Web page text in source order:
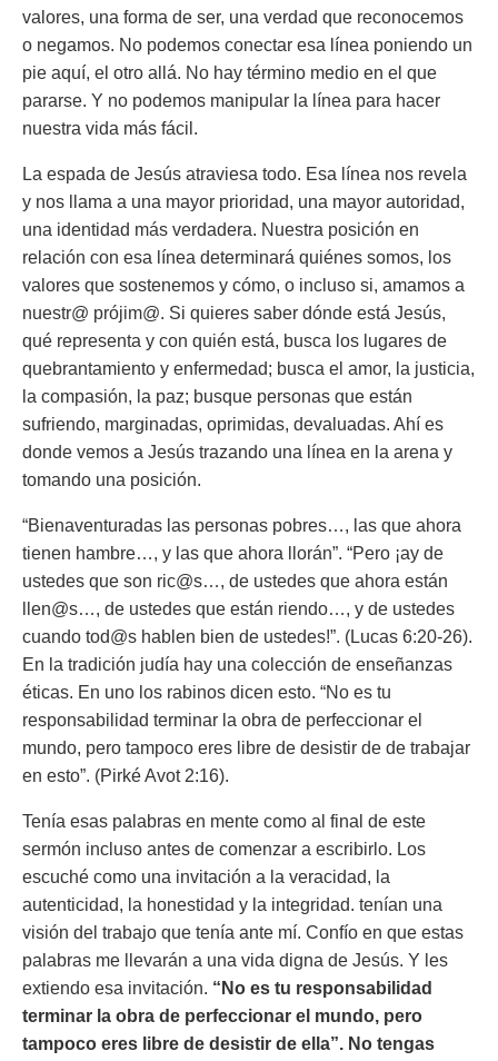
valores, una forma de ser, una verdad que reconocemos
o negamos. No podemos conectar esa línea poniendo un
pie aquí, el otro allá. No hay término medio en el que
pararse. Y no podemos manipular la línea para hacer
nuestra vida más fácil.
La espada de Jesús atraviesa todo. Esa línea nos revela
y nos llama a una mayor prioridad, una mayor autoridad,
una identidad más verdadera. Nuestra posición en
relación con esa línea determinará quiénes somos, los
valores que sostenemos y cómo, o incluso si, amamos a
nuestr@ prójim@. Si quieres saber dónde está Jesús,
qué representa y con quién está, busca los lugares de
quebrantamiento y enfermedad; busca el amor, la justicia,
la compasión, la paz; busque personas que están
sufriendo, marginadas, oprimidas, devaluadas. Ahí es
donde vemos a Jesús trazando una línea en la arena y
tomando una posición.
“Bienaventuradas las personas pobres…, las que ahora
tienen hambre…, y las que ahora llorán”. “Pero ¡ay de
ustedes que son ric@s…, de ustedes que ahora están
llen@s…, de ustedes que están riendo…, y de ustedes
cuando tod@s hablen bien de ustedes!”. (Lucas 6:20-26).
En la tradición judía hay una colección de enseñanzas
éticas. En uno los rabinos dicen esto. “No es tu
responsabilidad terminar la obra de perfeccionar el
mundo, pero tampoco eres libre de desistir de de trabajar
en esto”. (Pirké Avot 2:16).
Tenía esas palabras en mente como al final de este
sermón incluso antes de comenzar a escribirlo. Los
escuché como una invitación a la veracidad, la
autenticidad, la honestidad y la integridad. tenían una
visión del trabajo que tenía ante mí. Confío en que estas
palabras me llevarán a una vida digna de Jesús. Y les
extiendo esa invitación. “No es tu responsabilidad
terminar la obra de perfeccionar el mundo, pero
tampoco eres libre de desistir de ella”. No tengas